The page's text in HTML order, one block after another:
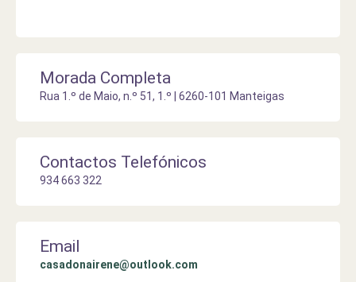
Morada Completa
Rua 1.º de Maio, n.º 51, 1.º | 6260-101 Manteigas
Contactos Telefónicos
934 663 322
Email
casadonairene@outlook.com